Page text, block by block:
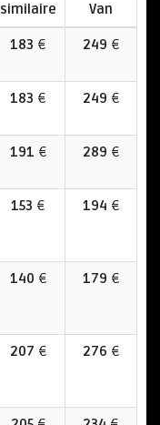
similaire
Van
183 € 249 €
183 € 249 €
191 € 289 €
153 € 194 €
140 € 179 €
207 € 276 €